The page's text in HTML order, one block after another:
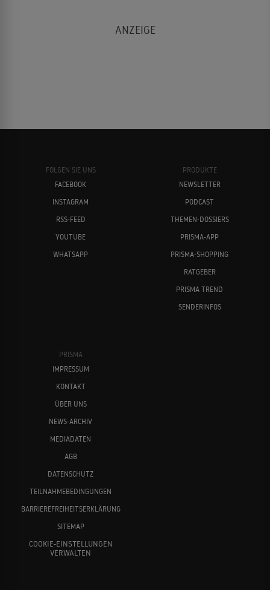
FOLGEN SIE UNS
FACEBOOK
INSTAGRAM
RSS-FEED
YOUTUBE
WHATSAPP
PRODUKTE
NEWSLETTER
PODCAST
THEMEN-DOSSIERS
PRISMA-APP
PRISMA-SHOPPING
RATGEBER
PRISMA TREND
SENDERINFOS
PRISMA
IMPRESSUM
KONTAKT
ÜBER UNS
NEWS-ARCHIV
MEDIADATEN
AGB
DATENSCHUTZ
TEILNAHMEBEDINGUNGEN
BARRIEREFREIHEITSERKLÄRUNG
SITEMAP
COOKIE-EINSTELLUNGEN
VERWALTEN